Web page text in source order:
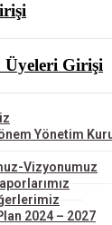
Girişi
Yönetim
Vizyonumuz
2024 – 2027